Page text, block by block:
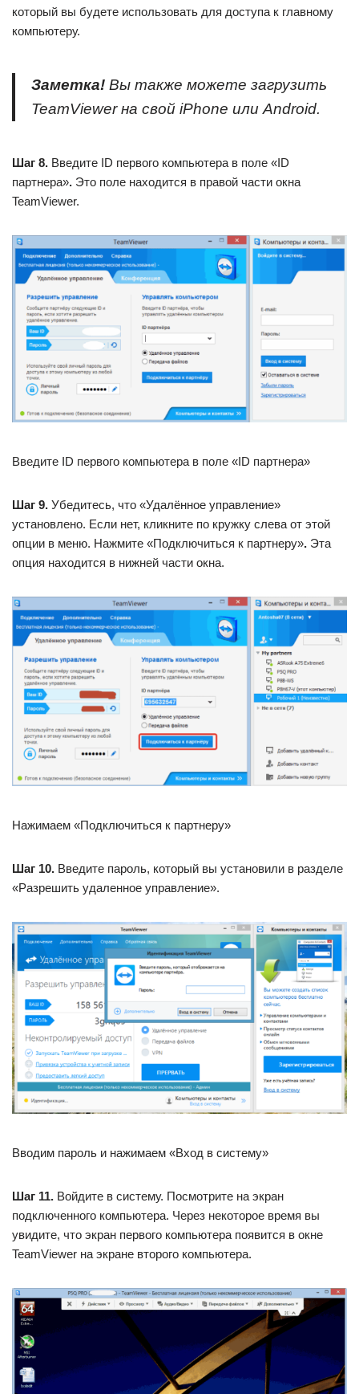
который вы будете использовать для доступа к главному
компьютеру.
Заметка! Вы также можете загрузить
TeamViewer на свой iPhone или Android.
Шаг 8. Введите ID первого компьютера в поле «ID
партнера». Это поле находится в правой части окна
TeamViewer.
Введите ID первого компьютера в поле «ID партнера»
Шаг 9. Убедитесь, что «Удалённое управление»
установлено. Если нет, кликните по кружку слева от этой
опции в меню. Нажмите «Подключиться к партнеру». Эта
опция находится в нижней части окна.
Нажимаем «Подключиться к партнеру»
Шаг 10. Введите пароль, который вы установили в разделе
«Разрешить удаленное управление».
Вводим пароль и нажимаем «Вход в систему»
Шаг 11. Войдите в систему. Посмотрите на экран
подключенного компьютера. Через некоторое время вы
увидите, что экран первого компьютера появится в окне
TeamViewer на экране второго компьютера.